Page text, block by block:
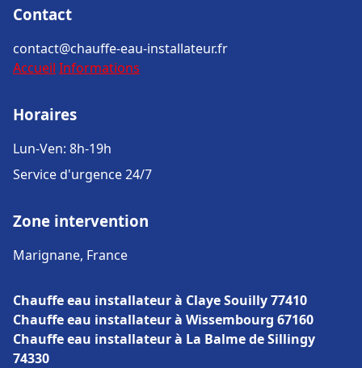
Contact
contact@chauffe-eau-installateur.fr
Accueil Informations
Horaires
Lun-Ven: 8h-19h
Service d'urgence 24/7
Zone intervention
Marignane, France
Chauffe eau installateur à Claye Souilly 77410
Chauffe eau installateur à Wissembourg 67160
Chauffe eau installateur à La Balme de Sillingy
74330